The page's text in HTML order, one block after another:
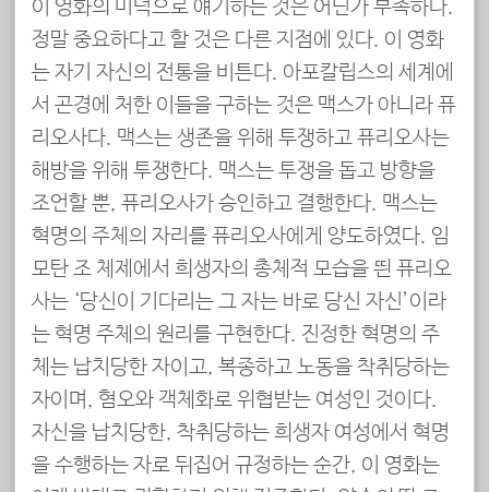
이 영화의 미덕으로 얘기하는 것은 어딘가 부족하다.
정말 중요하다고 할 것은 다른 지점에 있다. 이 영화
는 자기 자신의 전통을 비튼다. 아포칼립스의 세계에
서 곤경에 처한 이들을 구하는 것은 맥스가 아니라 퓨
리오사다. 맥스는 생존을 위해 투쟁하고 퓨리오사는
해방을 위해 투쟁한다. 맥스는 투쟁을 돕고 방향을
조언할 뿐, 퓨리오사가 승인하고 결행한다. 맥스는
혁명의 주체의 자리를 퓨리오사에게 양도하였다. 임
모탄 조 체제에서 희생자의 총체적 모습을 띈 퓨리오
사는 ‘당신이 기다리는 그 자는 바로 당신 자신’이라
는 혁명 주체의 원리를 구현한다. 진정한 혁명의 주
체는 납치당한 자이고, 복종하고 노동을 착취당하는
자이며, 혐오와 객체화로 위협받는 여성인 것이다.
자신을 납치당한, 착취당하는 희생자 여성에서 혁명
을 수행하는 자로 뒤집어 규정하는 순간, 이 영화는